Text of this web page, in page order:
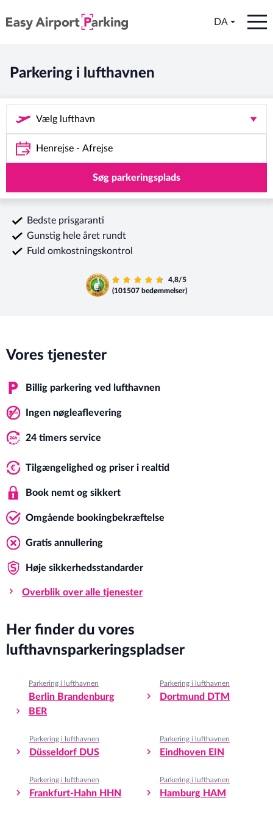
DA
Parkering i lufthavnen
Søg parkeringsplads
Bedste prisgaranti
Gunstig hele året rundt
Fuld omkostningskontrol
4,8/5
(101507 bedømmelser)
Vores tjenester
Billig parkering ved lufthavnen
Ingen nøgleaflevering
24 timers service
Tilgængelighed og priser i realtid
Book nemt og sikkert
Omgående bookingbekræftelse
Gratis annullering
Høje sikkerhedsstandarder
Overblik over alle tjenester
Her finder du vores
lufthavnsparkeringspladser
Parkering i lufthavnen
Berlin Brandenburg
BER
Parkering i lufthavnen
Dortmund DTM
Parkering i lufthavnen
Düsseldorf DUS
Parkering i lufthavnen
Eindhoven EIN
Parkering i lufthavnen
Frankfurt-Hahn HHN
Parkering i lufthavnen
Hamburg HAM